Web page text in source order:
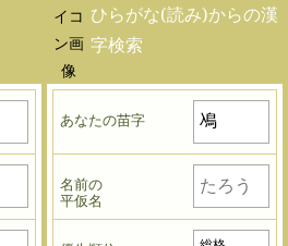
ひらがな(読み)からの漢
字検索
あなたの苗字
名前の
平仮名